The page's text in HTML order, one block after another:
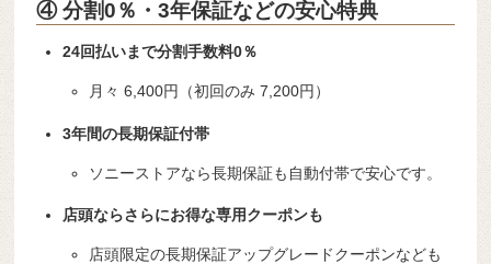
④ 分割0％・3年保証などの安心特典
24回払いまで分割手数料0％
月々 6,400円（初回のみ 7,200円）
3年間の長期保証付帯
ソニーストアなら長期保証も自動付帯で安心です。
店頭ならさらにお得な専用クーポンも
店頭限定の長期保証アップグレードクーポンなども